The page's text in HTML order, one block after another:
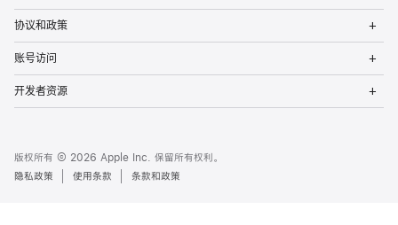
协议和政策
账号访问
开发者资源
版权所有 © 2026 Apple Inc. 保留所有权利。
隐私政策
使用条款 条款和政策